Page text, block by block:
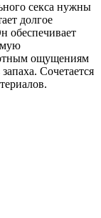
секса нужны
долгое
обеспечивает
ощущениям
Сочетается